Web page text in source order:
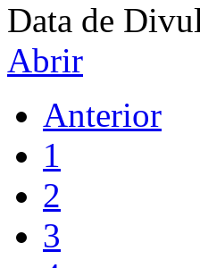
Data de
Abrir
Anterior
1
2
3